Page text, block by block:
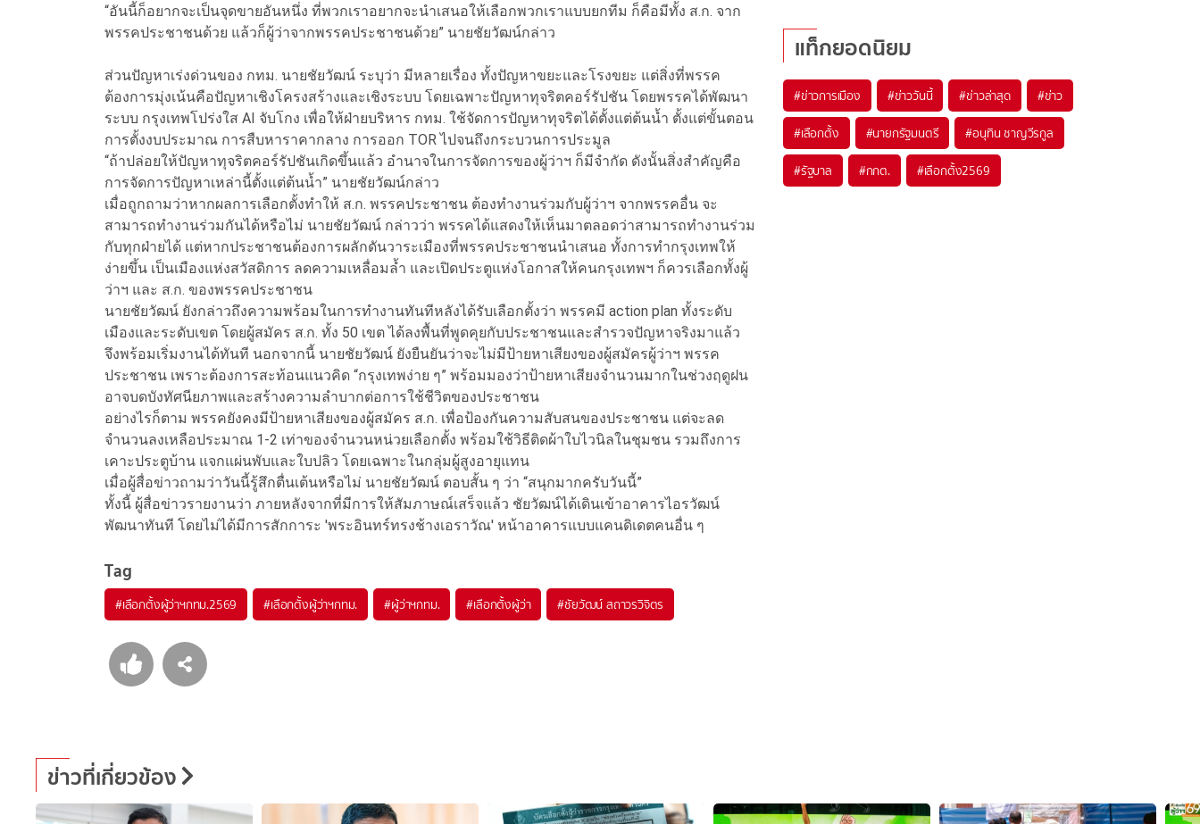
“อันนี้ก็อยากจะเป็นจุดขายอันหนึ่ง ที่พวกเราอยากจะนำเสนอให้เลือกพวกเราแบบยกทีม ก็คือมีทั้ง ส.ก. จาก
พรรคประชาชนด้วย แล้วก็ผู้ว่าจากพรรคประชาชนด้วย” นายชัยวัฒน์กล่าว
ส่วนปัญหาเร่งด่วนของ กทม. นายชัยวัฒน์ ระบุว่า มีหลายเรื่อง ทั้งปัญหาขยะและโรงขยะ แต่สิ่งที่พรรค
ต้องการมุ่งเน้นคือปัญหาเชิงโครงสร้างและเชิงระบบ โดยเฉพาะปัญหาทุจริตคอร์รัปชัน โดยพรรคได้พัฒนา
ระบบ กรุงเทพโปร่งใส AI จับโกง เพื่อให้ฝ่ายบริหาร กทม. ใช้จัดการปัญหาทุจริตได้ตั้งแต่ต้นน้ำ ตั้งแต่ขั้นตอน
การตั้งงบประมาณ การสืบหาราคากลาง การออก TOR ไปจนถึงกระบวนการประมูล
“ถ้าปล่อยให้ปัญหาทุจริตคอร์รัปชันเกิดขึ้นแล้ว อำนาจในการจัดการของผู้ว่าฯ ก็มีจำกัด ดังนั้นสิ่งสำคัญคือ
การจัดการปัญหาเหล่านี้ตั้งแต่ต้นน้ำ” นายชัยวัฒน์กล่าว
เมื่อถูกถามว่าหากผลการเลือกตั้งทำให้ ส.ก. พรรคประชาชน ต้องทำงานร่วมกับผู้ว่าฯ จากพรรคอื่น จะ
สามารถทำงานร่วมกันได้หรือไม่ นายชัยวัฒน์ กล่าวว่า พรรคได้แสดงให้เห็นมาตลอดว่าสามารถทำงานร่วม
กับทุกฝ่ายได้ แต่หากประชาชนต้องการผลักดันวาระเมืองที่พรรคประชาชนนำเสนอ ทั้งการทำกรุงเทพให้
ง่ายขึ้น เป็นเมืองแห่งสวัสดิการ ลดความเหลื่อมล้ำ และเปิดประตูแห่งโอกาสให้คนกรุงเทพฯ ก็ควรเลือกทั้งผู้
ว่าฯ และ ส.ก. ของพรรคประชาชน
นายชัยวัฒน์ ยังกล่าวถึงความพร้อมในการทำงานทันทีหลังได้รับเลือกตั้งว่า พรรคมี action plan ทั้งระดับ
เมืองและระดับเขต โดยผู้สมัคร ส.ก. ทั้ง 50 เขต ได้ลงพื้นที่พูดคุยกับประชาชนและสำรวจปัญหาจริงมาแล้ว
จึงพร้อมเริ่มงานได้ทันที นอกจากนี้ นายชัยวัฒน์ ยังยืนยันว่าจะไม่มีป้ายหาเสียงของผู้สมัครผู้ว่าฯ พรรค
ประชาชน เพราะต้องการสะท้อนแนวคิด “กรุงเทพง่าย ๆ” พร้อมมองว่าป้ายหาเสียงจำนวนมากในช่วงฤดูฝน
อาจบดบังทัศนียภาพและสร้างความลำบากต่อการใช้ชีวิตของประชาชน
อย่างไรก็ตาม พรรคยังคงมีป้ายหาเสียงของผู้สมัคร ส.ก. เพื่อป้องกันความสับสนของประชาชน แต่จะลด
จำนวนลงเหลือประมาณ 1-2 เท่าของจำนวนหน่วยเลือกตั้ง พร้อมใช้วิธีติดผ้าใบไวนิลในชุมชน รวมถึงการ
เคาะประตูบ้าน แจกแผ่นพับและใบปลิว โดยเฉพาะในกลุ่มผู้สูงอายุแทน
เมื่อผู้สื่อข่าวถามว่าวันนี้รู้สึกตื่นเต้นหรือไม่ นายชัยวัฒน์ ตอบสั้น ๆ ว่า “สนุกมากครับวันนี้”
ทั้งนี้ ผู้สื่อข่าวรายงานว่า ภายหลังจากที่มีการให้สัมภาษณ์เสร็จแล้ว ชัยวัฒน์ได้เดินเข้าอาคารไอรวัฒน์
พัฒนาทันที โดยไม่ได้มีการสักการะ 'พระอินทร์ทรงช้างเอราวัณ' หน้าอาคารแบบแคนดิเดตคนอื่น ๆ
Tag
#เลือกตั้งผู้ว่าฯกทม.2569 #เลือกตั้งผู้ว่าฯกทม. #ผู้ว่าฯกทม. #เลือกตั้งผู้ว่า #ชัยวัฒน์ สถาวรวิจิตร
แท็กยอดนิยม
#ข่าวการเมือง #ข่าววันนี้ #ข่าวล่าสุด #ข่าว
#เลือกตั้ง #นายกรัฐมนตรี #อนุทิน ชาญวีรกูล
#รัฐบาล #กกต. #เลือกตั้ง2569
ข่าวที่เกี่ยวข้อง